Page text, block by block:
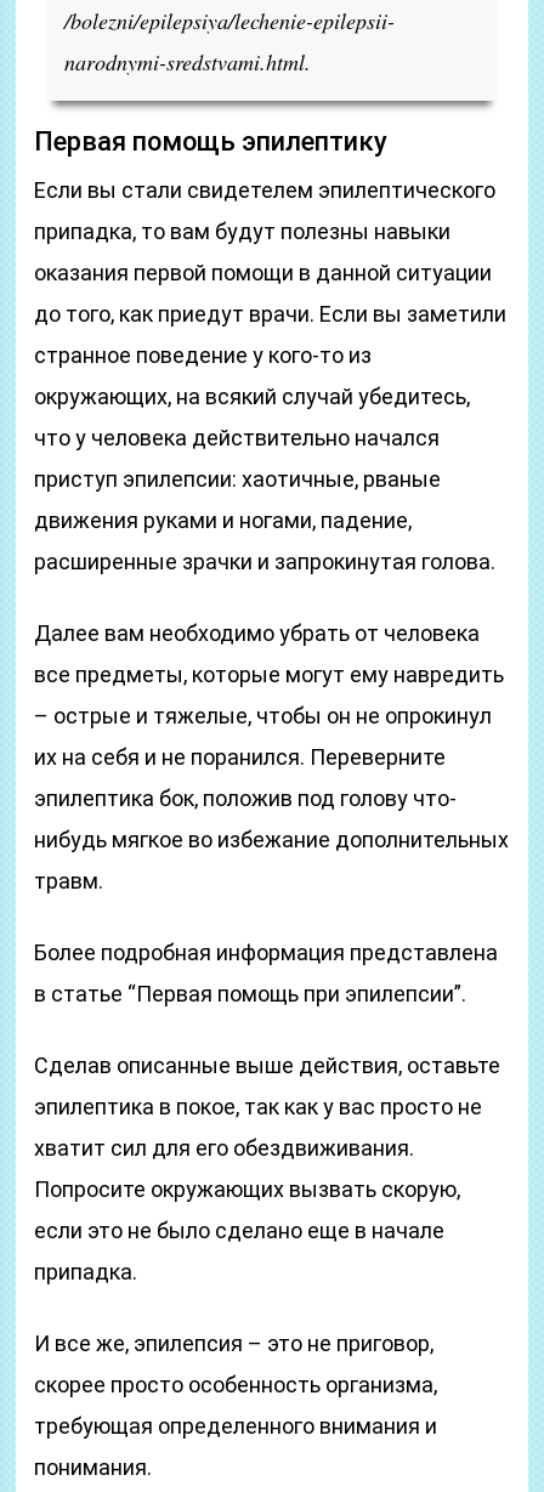
/bolezni/epilepsiya/lechenie-epilepsii-
narodnymi-sredstvami.html.
Первая помощь эпилептику
Если вы стали свидетелем эпилептического
припадка, то вам будут полезны навыки
оказания первой помощи в данной ситуации
до того, как приедут врачи. Если вы заметили
странное поведение у кого-то из
окружающих, на всякий случай убедитесь,
что у человека действительно начался
приступ эпилепсии: хаотичные, рваные
движения руками и ногами, падение,
расширенные зрачки и запрокинутая голова.
Далее вам необходимо убрать от человека
все предметы, которые могут ему навредить
– острые и тяжелые, чтобы он не опрокинул
их на себя и не поранился. Переверните
эпилептика бок, положив под голову что-
нибудь мягкое во избежание дополнительных
травм.
Более подробная информация представлена
в статье “Первая помощь при эпилепсии”.
Сделав описанные выше действия, оставьте
эпилептика в покое, так как у вас просто не
хватит сил для его обездвиживания.
Попросите окружающих вызвать скорую,
если это не было сделано еще в начале
припадка.
И все же, эпилепсия – это не приговор,
скорее просто особенность организма,
требующая определенного внимания и
понимания.